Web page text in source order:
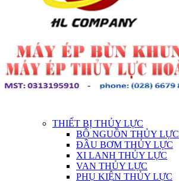
THIẾT BỊ THỦY LỰC
BỘ NGUỒN THỦY LỰC
ĐẦU BƠM THỦY LỰC
XI LANH THỦY LỰC
VAN THỦY LỰC
PHỤ KIỆN THỦY LỰC